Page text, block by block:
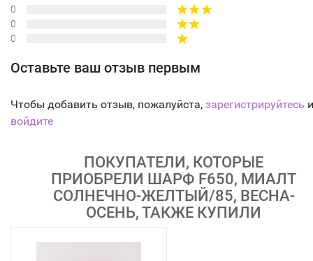
0
0
0
Оставьте ваш отзыв первым
Чтобы добавить отзыв, пожалуйста, зарегистрируйтесь
войдите
ПОКУПАТЕЛИ, КОТОРЫЕ
ПРИОБРЕЛИ ШАРФ F650, МИАЛТ
СОЛНЕЧНО-ЖЕЛТЫЙ/85, ВЕСНА-
ОСЕНЬ, ТАКЖЕ КУПИЛИ